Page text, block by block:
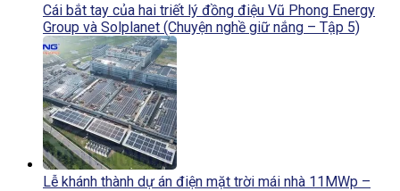
Cái bắt tay của hai triết lý đồng điệu Vũ Phong Energy
Group và Solplanet (Chuyện nghề giữ nắng – Tập 5)
Lễ khánh thành dự án điện mặt trời mái nhà 11MWp –